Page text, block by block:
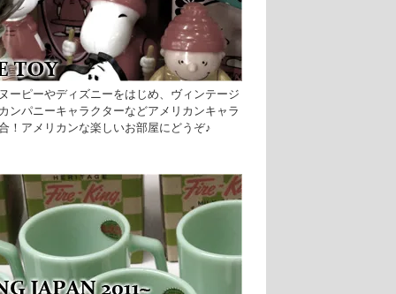
ーピーやディズニーをはじめ、ヴィンテージ
ンパニーキャラクターなどアメリカンキャラ
！アメリカンな楽しいお部屋にどうぞ♪